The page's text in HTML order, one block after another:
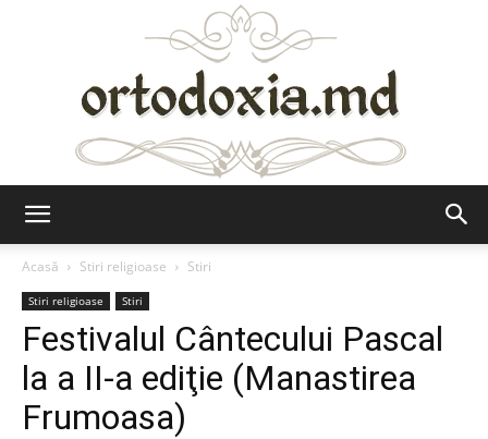
Acasă
Stiri religioase Stiri
Stiri religioase Stiri
Festivalul Cântecului Pascal
la a II-a ediţie (Manastirea
Frumoasa)